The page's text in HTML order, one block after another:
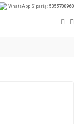
WhatsApp Sipariş: 5355700960